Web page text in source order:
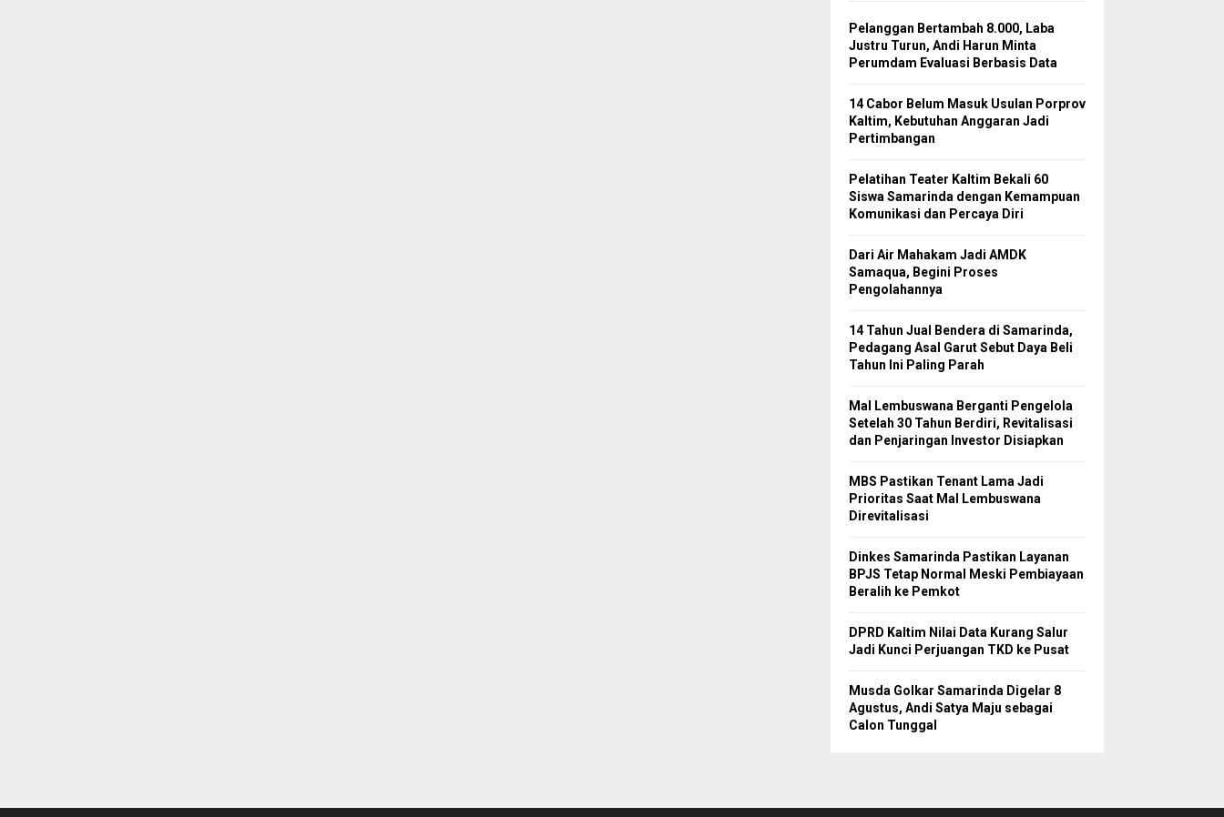
Pelanggan Bertambah 8.000, Laba
Justru Turun, Andi Harun Minta
Perumdam Evaluasi Berbasis Data
14 Cabor Belum Masuk Usulan Porprov
Kaltim, Kebutuhan Anggaran Jadi
Pertimbangan
Pelatihan Teater Kaltim Bekali 60
Siswa Samarinda dengan Kemampuan
Komunikasi dan Percaya Diri
Dari Air Mahakam Jadi AMDK
Samaqua, Begini Proses
Pengolahannya
14 Tahun Jual Bendera di Samarinda,
Pedagang Asal Garut Sebut Daya Beli
Tahun Ini Paling Parah
Mal Lembuswana Berganti Pengelola
Setelah 30 Tahun Berdiri, Revitalisasi
dan Penjaringan Investor Disiapkan
MBS Pastikan Tenant Lama Jadi
Prioritas Saat Mal Lembuswana
Direvitalisasi
Dinkes Samarinda Pastikan Layanan
BPJS Tetap Normal Meski Pembiayaan
Beralih ke Pemkot
DPRD Kaltim Nilai Data Kurang Salur
Jadi Kunci Perjuangan TKD ke Pusat
Musda Golkar Samarinda Digelar 8
Agustus, Andi Satya Maju sebagai
Calon Tunggal